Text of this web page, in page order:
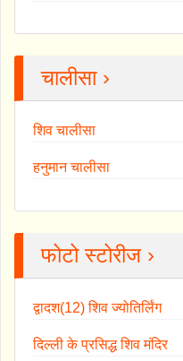
चालीसा ›
शिव चालीसा
हनुमान चालीसा
फोटो स्टोरीज ›
द्वादश(12) शिव ज्योतिर्लिंग
दिल्ली के प्रसिद्ध शिव मंदिर